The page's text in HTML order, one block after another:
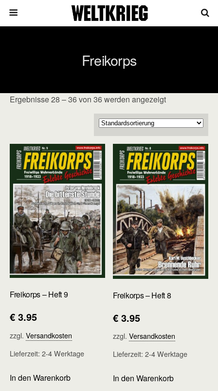
Freikorps
Ergebnisse 28 – 36 von 36 werden angezeigt
Freikorps – Heft 9
€ 3.95
zzgl. Versandkosten
Lieferzeit: 2-4 Werktage
In den Warenkorb
Freikorps – Heft 8
€ 3.95
zzgl.Versandkosten
Lieferzeit:2-4 Werktage
In den Warenkorb